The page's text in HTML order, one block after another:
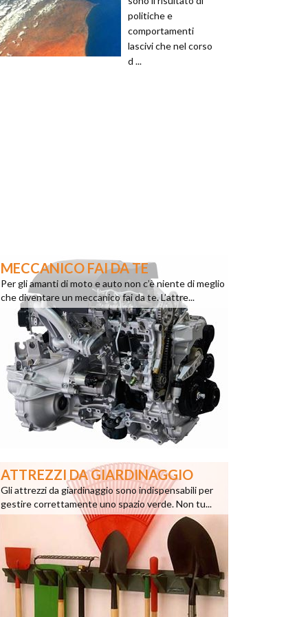
politiche e
comportamenti
lascivi che nel corso
d ...
MECCANICO FAI DA TE
Per gli amanti di moto e auto non c’è niente di meglio
che diventare un meccanico fai da te. L’attre...
ATTREZZI DA GIARDINAGGIO
Gli attrezzi da giardinaggio sono indispensabili per
gestire correttamente uno spazio verde. Non tu...